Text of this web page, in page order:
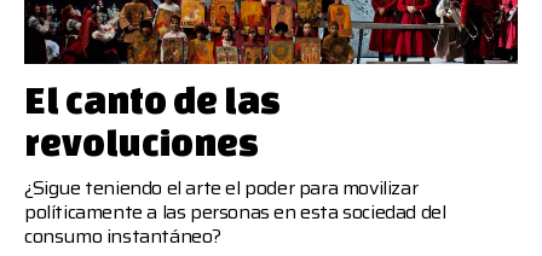
El canto de las
revoluciones
¿Sigue teniendo el arte el poder para movilizar
políticamente a las personas en esta sociedad del
consumo instantáneo?